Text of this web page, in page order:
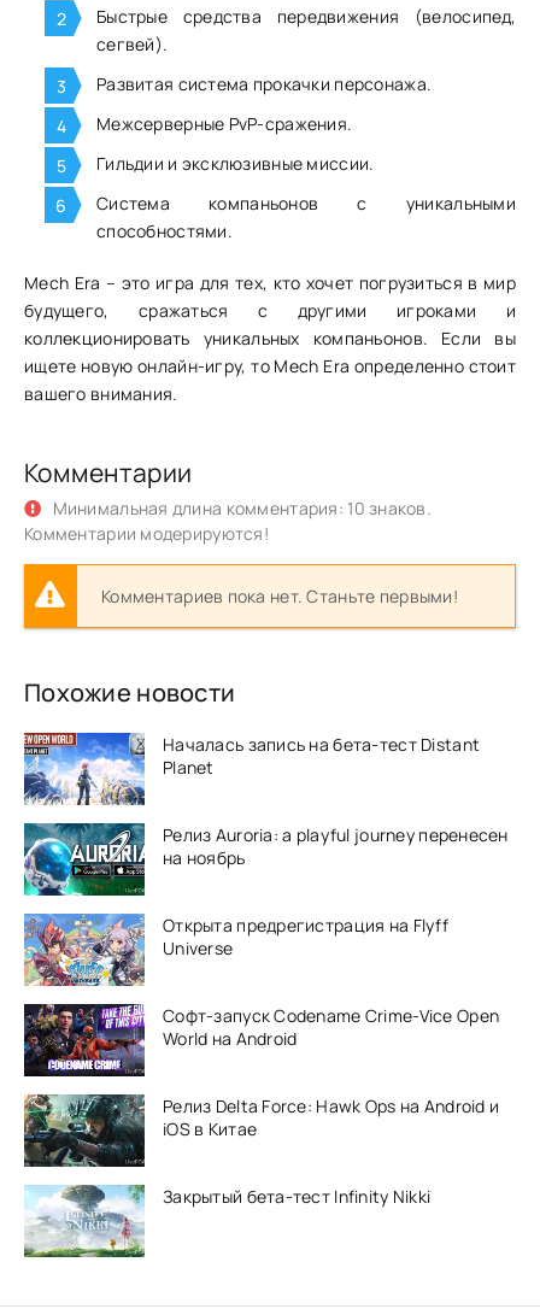
Быстрые средства передвижения (велосипед,
сегвей).
Развитая система прокачки персонажа.
Межсерверные PvP-сражения.
Гильдии и эксклюзивные миссии.
Система компаньонов с уникальными
способностями.
Mech Era – это игра для тех, кто хочет погрузиться в мир
будущего, сражаться с другими игроками и
коллекционировать уникальных компаньонов. Если вы
ищете новую онлайн-игру, то Mech Era определенно стоит
вашего внимания.
Комментарии
Минимальная длина комментария: 10 знаков.
Комментарии модерируются!
Комментариев пока нет. Станьте первыми!
Похожие новости
Началась запись на бета-тест Distant
Planet
Релиз Auroria: a playful journey перенесен
на ноябрь
Открыта предрегистрация на Flyff
Universe
Софт-запуск Codename Crime-Vice Open
World на Android
Релиз Delta Force: Hawk Ops на Android и
iOS в Китае
Закрытый бета-тест Infinity Nikki